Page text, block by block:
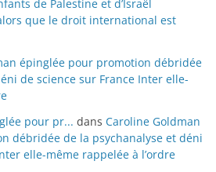
de Palestine et d’Israël
que le droit international est
épinglée pour promotion débridée
de science sur France Inter elle-
pour pr... dans Caroline Goldman
débridée de la psychanalyse et déni
elle-même rappelée à l’ordre